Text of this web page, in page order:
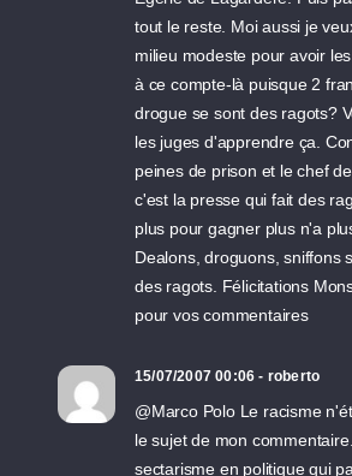
tout le reste. Moi aussi je
milieu modeste pour avoir
à ce compte-là puisque 2
drogue se sont des ragots?
les juges d'apprendre ça.
peines de prison et le chef
c'est la presse qui fait des
plus pour gagner plus n'a
Dealons, droguons, sniffons
des ragots. Félicitations
pour vos commentaires
15/07/2007 00:06 - roberto
@Marco Polo Le racisme
le sujet de mon
sectarisme en politique qui